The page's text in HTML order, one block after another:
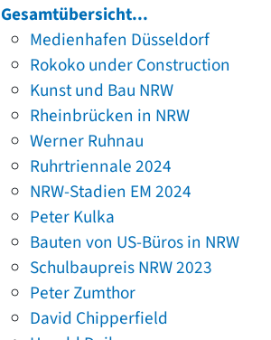
Gesamtübersicht...
Medienhafen Düsseldorf
Rokoko under Construction
Kunst und Bau NRW
Rheinbrücken in NRW
Werner Ruhnau
Ruhrtriennale 2024
NRW-Stadien EM 2024
Peter Kulka
Bauten von US-Büros in NRW
Schulbaupreis NRW 2023
Peter Zumthor
David Chipperfield